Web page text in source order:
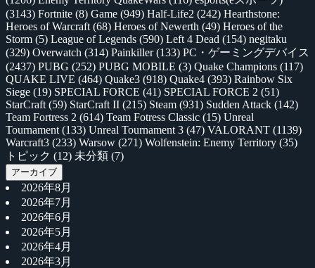
(3143) Fortnite (8) Game (949) Half-Life2 (242) Hearthstone:
Heroes of Warcraft (68) Heroes of Newerth (49) Heroes of the
Storm (5) League of Legends (590) Left 4 Dead (154) negitaku
(329) Overwatch (314) Painkiller(133) PC・ゲーミングデバイス
(2437) PUBG (252) PUBG MOBILE (3) Quake Champions (117)
QUAKE LIVE (464) Quake3 (918) Quake4 (393) Rainbow Six
Siege (19) SPECIAL FORCE (41) SPECIAL FORCE 2 (51)
StarCraft (59) StarCraft II (215) Steam (931) Sudden Attack (142)
Team Fortress 2 (614) Team Fotress Classic (15) Unreal
Tournament (133) Unreal Tournament 3 (47) VALORANT (1139)
Warcraft3 (233) Warsow (271) Wolfenstein: Enemy Territory (35)
トピック (12) 未分類 (7)
アーカイブ
2026年8月
2026年7月
2026年6月
2026年5月
2026年4月
2026年3月